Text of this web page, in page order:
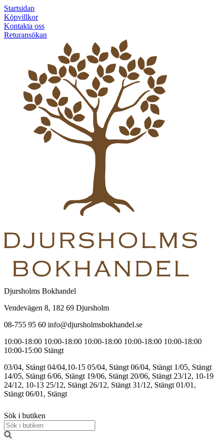
Startsidan
Köpvillkor
Kontakta oss
Returansökan
Djursholms Bokhandel
Vendevägen 8, 182 69 Djursholm
08-755 95 60 info@djursholmsbokhandel.se
10:00-18:00 10:00-18:00 10:00-18:00 10:00-18:00 10:00-18:00
10:00-15:00 Stängt
03/04, Stängt 04/04,10-15 05/04, Stängt 06/04, Stängt 1/05, Stängt
14/05, Stängt 6/06, Stängt 19/06, Stängt 20/06, Stängt 23/12, 10-19
24/12, 10-13 25/12, Stängt 26/12, Stängt 31/12, Stängt 01/01,
Stängt 06/01, Stängt
Sök i butiken